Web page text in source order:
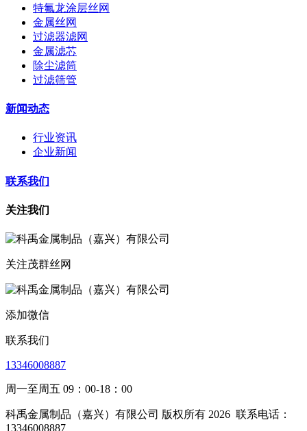
特氟龙涂层丝网
金属丝网
过滤器滤网
金属滤芯
除尘滤筒
过滤筛管
新闻动态
行业资讯
企业新闻
联系我们
关注我们
关注茂群丝网
添加微信
联系我们
13346008887
周一至周五 09：00-18：00
科禹金属制品（嘉兴）有限公司 版权所有 2026 联系电话：
13346008887